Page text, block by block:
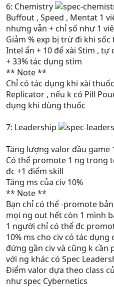
6: Chemistry
Buffout , Speed , Mentat 1
nhưng vẫn + chỉ số như 1
Giảm % exp bị trừ đi khi sốc
Intel ẩn + 10 để xài Stim ,
+ 33% tác dụng stim
** Note **
Chỉ có tác dụng khi xài
Replicator , nếu k có Pill
dụng khi dùng thuốc
7: Leadership
Tăng lượng valor đầu game
Có thể promote 1 ng trong
đc +1 điểm skill
Tăng ms của civ 10%
** Note **
Bạn chỉ có thể -promote
mọi ng out hết còn 1 mình
1 người chỉ có thể đc
10% ms cho civ có tác
đứng gần civ và cũng k cần
với ng khác có Spec
Điểm valor dựa theo class
như spec Cybernetics